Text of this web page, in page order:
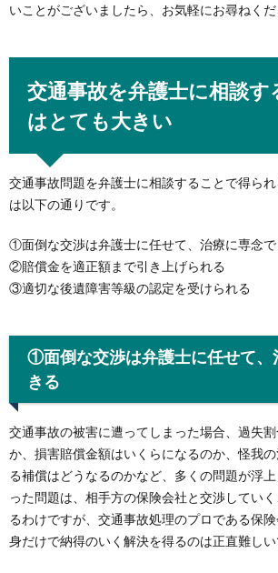
いことがございましたら、お気軽にお尋ねくだ
交通事故を弁護士に相談す
はとても大きい
交通事故問題を弁護士に相談することで得ら
は以下の通りです。
①面倒な交渉は弁護士に任せて、治療に専念で
②賠償金を適正額まで引き上げられる
③適切な後遺障害等級の認定を受けられる
①面倒な交渉は弁護士に任せて、
きる
交通事故の被害に遭ってしまった場合、過失
か、損害賠償金額はいくらになるのか、怪我
る補償はどうなるのかなど、多くの問題が浮
った問題は、相手方の保険会社と交渉してい
るわけですが、交通事故処理のプロである保
身だけで納得のいく解決を得るのは正直難しい